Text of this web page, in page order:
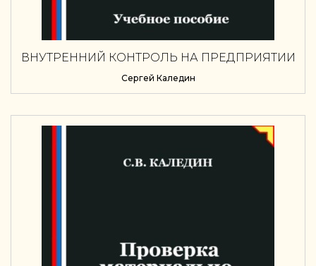
ВНУТРЕННИЙ КОНТРОЛЬ НА ПРЕДПРИЯТИИ
Сергей Каледин